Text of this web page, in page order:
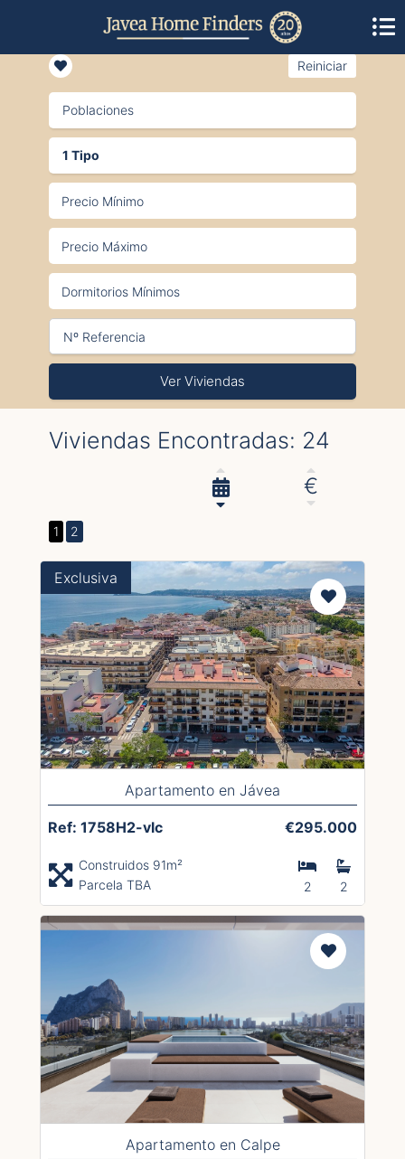
Reiniciar
Poblaciones
1 Tipo
Ver Viviendas
Viviendas Encontradas: 24
€
1 2
Exclusiva
Apartamento en Jávea
Ref: 1758H2-vlc €295.000
Construidos 91m²
Parcela TBA
2 2
Apartamento en Calpe